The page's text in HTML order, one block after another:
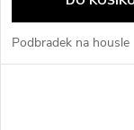
Podbradek na housle